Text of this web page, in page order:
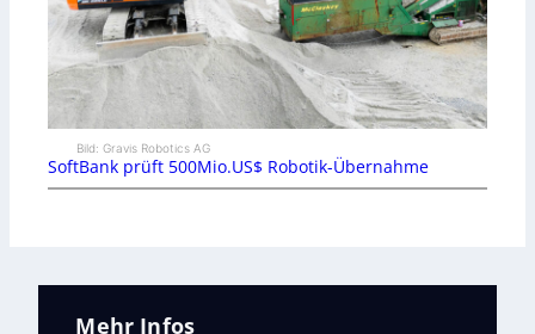
Bild: Gravis Robotics AG
SoftBank prüft 500Mio.US$ Robotik-Übernahme
Mehr Infos